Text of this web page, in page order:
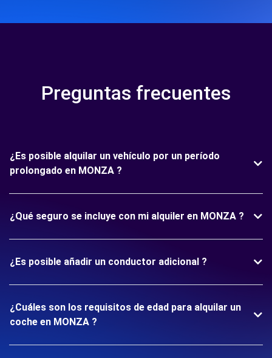
Preguntas frecuentes
¿Es posible alquilar un vehículo por un período
prolongado en MONZA ?
¿Qué seguro se incluye con mi alquiler en MONZA ?
¿Es posible añadir un conductor adicional ?
¿Cuáles son los requisitos de edad para alquilar un
coche en MONZA ?